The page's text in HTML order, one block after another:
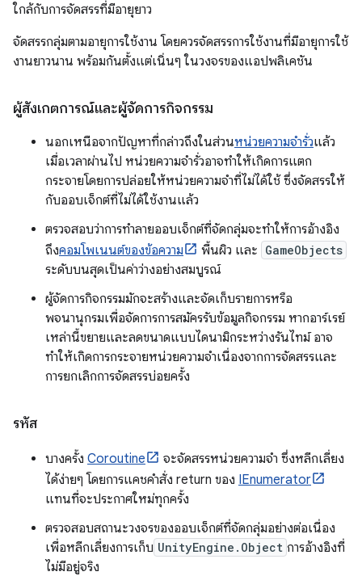
ใกล้กับการจัดสรรที่มีอายุยาว
จัดสรรกลุ่มตามอายุการใช้งาน โดยควรจัดสรรการใช้งานที่มีอายุการใช้
งานยาวนาน พร้อมกันตั้งแต่เนิ่นๆ ในวงจรของแอปพลิเคชัน
ผู้สังเกตการณ์และผู้จัดการกิจกรรม
นอกเหนือจากปัญหาที่กล่าวถึงในส่วนหน่วยความจำรั่วแล้ว
เมื่อเวลาผ่านไป หน่วยความจำรั่วอาจทำให้เกิดการแตก
กระจายโดยการปล่อยให้หน่วยความจำที่ไม่ได้ใช้ ซึ่งจัดสรรให้
กับออบเจ็กต์ที่ไม่ได้ใช้งานแล้ว
ตรวจสอบว่าการทำลายออบเจ็กต์ที่จัดกลุ่มจะทำให้การอ้างอิง
ถึงคอมโพเนนต์ของข้อความ พื้นผิว และ GameObjects
ระดับบนสุดเป็นค่าว่างอย่างสมบูรณ์
ผู้จัดการกิจกรรมมักจะสร้างและจัดเก็บรายการหรือ
พจนานุกรมเพื่อจัดการการสมัครรับข้อมูลกิจกรรม หากอาร์เรย์
เหล่านี้ขยายและลดขนาดแบบไดนามิกระหว่างรันไทม์ อาจ
ทำให้เกิดการกระจายหน่วยความจำเนื่องจากการจัดสรรและ
การยกเลิกการจัดสรรบ่อยครั้ง
รหัส
บางครั้ง Coroutine
จะจัดสรรหน่วยความจำ ซึ่งหลีกเลี่ยง
ได้ง่ายๆ โดยการแคชคำสั่ง return ของ IEnumerator
แทนที่จะประกาศใหม่ทุกครั้ง
ตรวจสอบสถานะวงจรของออบเจ็กต์ที่จัดกลุ่มอย่างต่อเนื่อง
เพื่อหลีกเลี่ยงการเก็บ UnityEngine.Object การอ้างอิงที่
ไม่มีอยู่จริง